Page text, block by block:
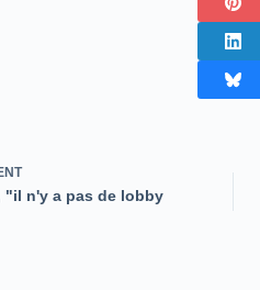
"il n'y a pas de lobby